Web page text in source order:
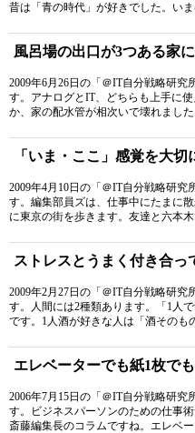
昔は「青の時代」が好きでした。い
風呂場の出口が3つある家
2009年6月26日の「＠IT自分戦略研究
す。アナログとIT、どちらも上手に
か、家の配水管が相次いで壊れました
「いま・ここ」感覚を大切
2009年4月10日の「＠IT自分戦略研究
す。編集部員ズは、仕事中にたまに
に東京の街を歩きます。友達と六本
ストレスとうまく付き合っ
2009年2月27日の「＠IT自分戦略研究
す。人間には2種類あります。「1人
です。1人酒が好きな人は「酒そのも
エレベーターでも紙1枚で
2006年7月15日の「＠IT自分戦略研究
す。ビジネスパーソンのための仕事
斎藤編集長のコラムですね。エレベー